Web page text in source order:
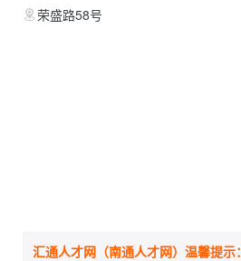
荣盛路58号
汇通人才网（南通人才网）温馨提示：